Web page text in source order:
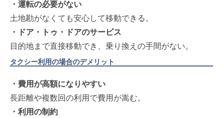
・運転の必要がない
土地勘がなくても安心して移動できる。
・ドア・トゥ・ドアのサービス
目的地まで直接移動でき、乗り換えの手間がない。
タクシー利用の場合のデメリット
・費用が高額になりやすい
長距離や複数回の利用で費用が嵩む。
・利用の制約